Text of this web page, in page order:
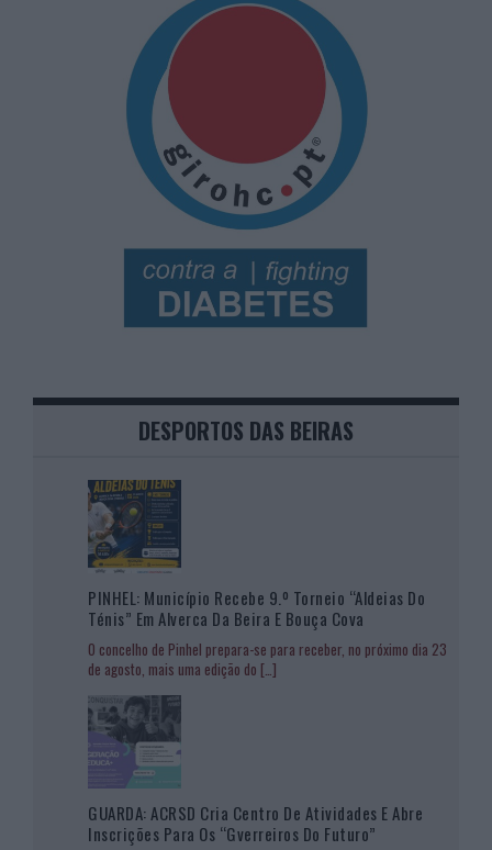
DESPORTOS DAS BEIRAS
PINHEL: Município Recebe 9.º Torneio “Aldeias Do
Ténis” Em Alverca Da Beira E Bouça Cova
O concelho de Pinhel prepara-se para receber, no próximo dia 23
de agosto, mais uma edição do […]
GUARDA: ACRSD Cria Centro De Atividades E Abre
Inscrições Para Os “Gverreiros Do Futuro”